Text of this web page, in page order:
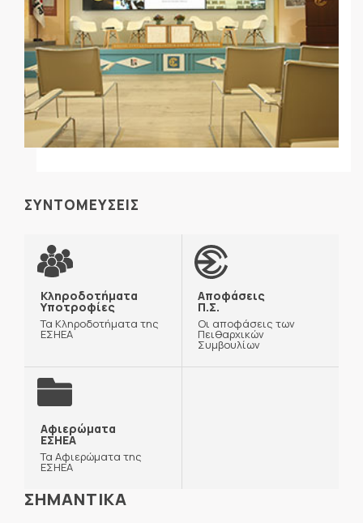
ΣΥΝΤΟΜΕΥΣΕΙΣ
Κληροδοτήματα
Υποτροφίες
Τα Κληροδοτήματα της
ΕΣΗΕΑ
Αποφάσεις
Π.Σ.
Οι αποφάσεις των
Πειθαρχικών
Συμβουλίων
Αφιερώματα
ΕΣΗΕΑ
Τα Αφιερώματα της
ΕΣΗΕΑ
ΣΗΜΑΝΤΙΚΑ